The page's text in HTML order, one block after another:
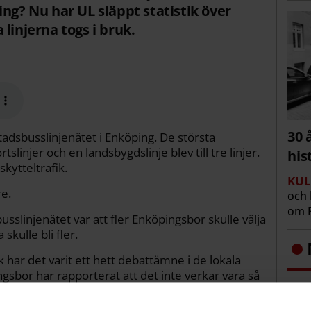
Nu har UL släppt statistik över
linjerna togs i bruk.
i Enköping. De största
och en landsbygdslinje blev till tre linjer.
var att fler Enköpingsbor skulle välja
skulle bli fler.
har det varit ett hett debattämne i de lokala
har rapporterat att det inte verkar vara så
"Det är det visst, jättemånga", har andra
30
och
om